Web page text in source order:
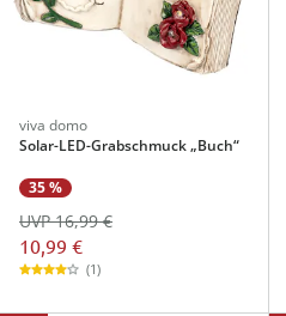
viva domo
Solar-LED-Grabschmuck „Buch“
35 %
10,99 €
UVP 16,99 €
(1)